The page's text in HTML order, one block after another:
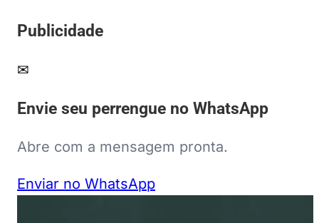
Publicidade
✉
Envie seu perrengue no WhatsApp
Abre com a mensagem pronta.
Enviar no WhatsApp